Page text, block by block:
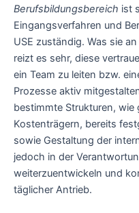
Berufsbildungsbereich ist
Eingangsverfahren und
USE zuständig. Was sie
reizt es sehr, diese
ein Team zu leiten bzw.
Prozesse aktiv
bestimmte Strukturen,
Kostenträgern, bereits
sowie Gestaltung der
jedoch in der
weiterzuentwickeln und
täglicher Antrieb.